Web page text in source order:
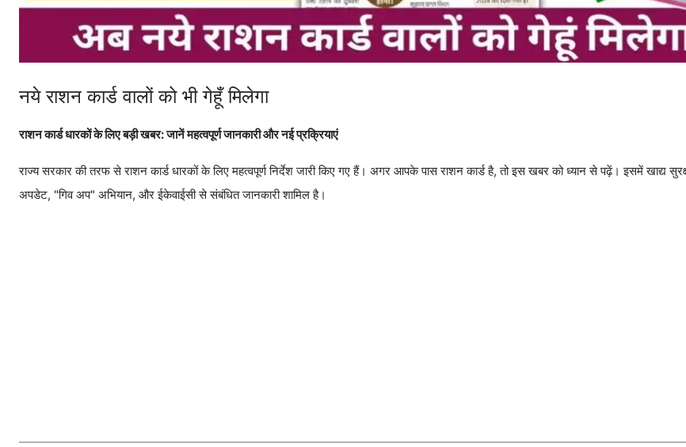
नये राशन कार्ड वालों को भी गेहूँ मिलेगा
राशन कार्ड धारकों के लिए बड़ी खबर: जानें महत्वपूर्ण जानकारी और नई प्रक्रियाएं
राज्य सरकार की तरफ से राशन कार्ड धारकों के लिए महत्वपूर्ण निर्देश जारी किए गए हैं। अगर आपके पास राशन कार्ड है, तो इस खबर को ध्यान से पढ़ें। इसमें खाद्य
अपडेट, "गिव अप" अभियान, और ईकेवाईसी से संबंधित जानकारी शामिल है।